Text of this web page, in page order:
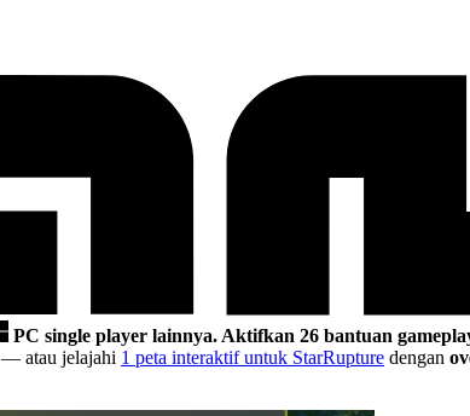
PC single player lainnya. Aktifkan 26 bantuan
— atau jelajahi 1 peta interaktif untuk StarRupture dengan